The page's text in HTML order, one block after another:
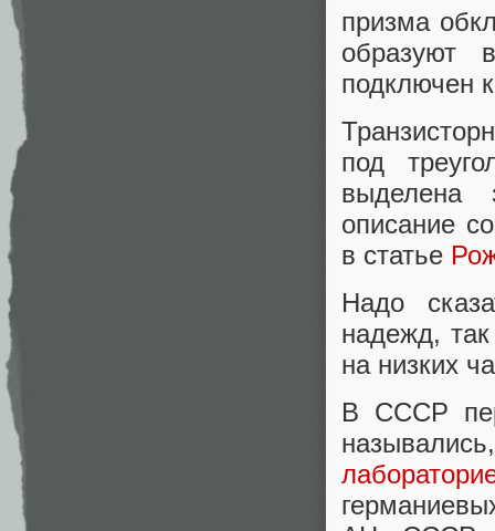
призма
образуют
подключен
под
выделена
описание
в статье
Надо
надежд,
на низких
В СССР